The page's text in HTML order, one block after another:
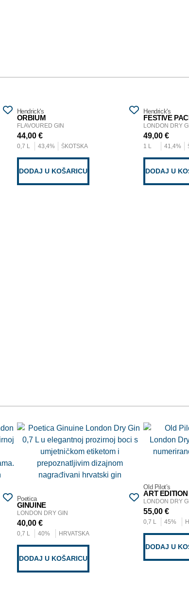
Hendrick's
ORBIUM
FLAVOURED GIN
44,00 €
0,7 L 43,4% ŠKOTSKA
DODAJ U KOŠARICU
Hendrick's
FESTIVE
LONDON DRY
49,00€
1 L 41,4%
DODAJ U
Poetica
GINUINE
LONDON DRY GIN
40,00 €
0,7 L 40% HRVATSKA
DODAJ U KOŠARICU
Old Pilot’s
ART EDITION
LONDON DRY
55,00€
0,7 L 45%
DODAJ U